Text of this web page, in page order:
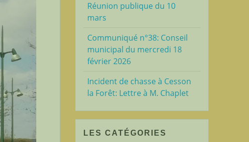
Réunion publique du 10
mars
Communiqué n°38: Conseil
municipal du mercredi 18
février 2026
Incident de chasse à Cesson
la Forêt: Lettre à M. Chaplet
LES CATÉGORIES